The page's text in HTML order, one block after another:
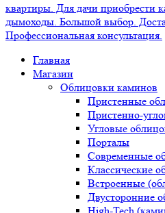
Главная
Магазин
Облицовки каминов
Пристенные
Пристенно-
Угловые
Порталы
Современные
Классические
Встроенные
Двусторонние